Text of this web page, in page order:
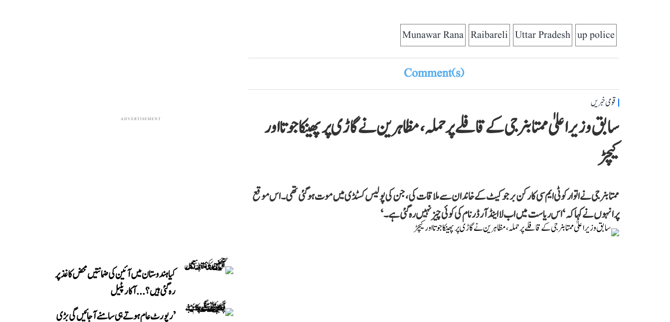
up police
Uttar Pradesh
Raibareli
Munawar Rana
Comment(s)
قومی خبریں
سابق وزیر اعلیٰ ممتا بنرجی کے قافلے پر حملہ، مظاہرین نے گاڑی پر پھینکا جوتا اور
کیچڑ
ممتا بنرجی نے اتوار کو ٹی ایم سی کارکن برجو کیٹ کے خاندان سے ملاقات کی، جن کی پولیس کسٹڈی میں موت ہو گئی تھی۔ اس موقع
پر انہوں نے کہا کہ ‘اس ریاست میں اب لا اینڈ آرڈر نام کی کوئی چیز نہیں رہ گئی ہے۔‘
ADVERTISEMENT
کیا ہندوستان میں آئین کی ضمانتیں محض کاغذ پر
رہ گئی ہیں؟...آکار پٹیل
’رپورٹ عام ہوتے ہی سامنے آ جائیں گی بڑی